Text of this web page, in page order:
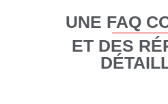
UNE FAQ
ET DES